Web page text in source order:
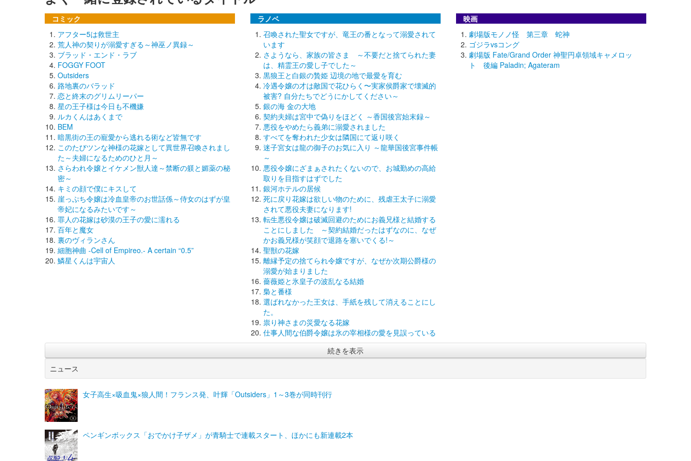
コミック
アフター5は救世主
荒人神の契りが溺愛すぎる～神巫ノ異録～
ブラッド・エンド・ラブ
FOGGY FOOT
Outsiders
路地裏のバラッド
恋と終末のグリムリーパー
星の王子様は今日も不機嫌
ルカくんはあくまで
BEM
暗黒街の王の寵愛から逃れる術など皆無です
このたびツンな神様の花嫁として異世界召喚されまし
た～夫婦になるためのひと月～
さらわれ令嬢とイケメン獣人達～禁断の躾と媚薬の秘
密～
キミの顔で僕にキスして
崖っぷち令嬢は冷血皇帝のお世話係～侍女のはずが皇
帝妃になるみたいです～
罪人の花嫁は砂漠の王子の愛に濡れる
百年と魔女
裏のヴィランさん
細胞神曲 -Cell of Empireo.- A certain “0.5”
鱗星くんは宇宙人
ラノベ
召喚された聖女ですが、竜王の番となって溺愛されて
います
さようなら、家族の皆さま ～不要だと捨てられた妻
は、精霊王の愛し子でした～
黒狼王と白銀の贄姫 辺境の地で最愛を育む
冷遇令嬢の才は敵国で花ひらく〜実家侯爵家で壊滅的
被害? 自分たちでどうにかしてください～
銀の海 金の大地
契約夫婦は宮中で偽りをほどく ～香国後宮始末録～
悪役をやめたら義弟に溺愛されました
すべてを奪われた少女は隣国にて返り咲く
迷子宮女は龍の御子のお気に入り ～龍華国後宮事件帳
～
悪役令嬢にざまぁされたくないので、お城勤めの高給
取りを目指すはずでした
銀河ホテルの居候
死に戻り花嫁は欲しい物のために、残虐王太子に溺愛
されて悪役夫妻になります!
転生悪役令嬢は破滅回避のためにお義兄様と結婚する
ことにしました ～契約結婚だったはずなのに、なぜ
かお義兄様が笑顔で退路を塞いでくる!～
聖獣の花嫁
離縁予定の捨てられ令嬢ですが、なぜか次期公爵様の
溺愛が始まりました
薔薇姫と氷皇子の波乱なる結婚
梟と番様
選ばれなかった王女は、手紙を残して消えることにし
た。
祟り神さまの災愛なる花嫁
仕事人間な伯爵令嬢は氷の宰相様の愛を見誤っている
映画
劇場版モノノ怪 第三章 蛇神
ゴジラvsコング
劇場版 Fate/Grand Order 神聖円卓領域キャメロッ
ト 後編 Paladin; Agateram
続きを表示
ニュース
女子高生×吸血鬼×狼人間！フランス発、叶輝「Outsiders」1～3巻が同時刊行
ペンギンボックス「おでかけ子ザメ」が青騎士で連載スタート、ほかにも新連載2本